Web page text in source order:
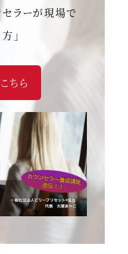
セラーが現場で
」
ちら